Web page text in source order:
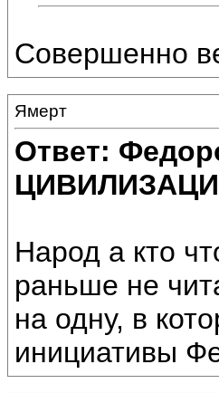
Совершенно
Ямерт
Ответ:
Народ а кто
раньше не
на одну, в
инициативы